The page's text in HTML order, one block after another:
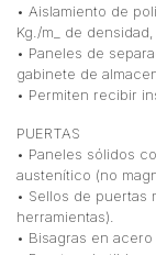
• Aislamiento de
Kg./m_ de densidad,
• Paneles de
gabinete de
• Permiten recibir
PUERTAS
• Paneles sólidos
austenítico (no
• Sellos de puertas
herramientas).
• Bisagras en